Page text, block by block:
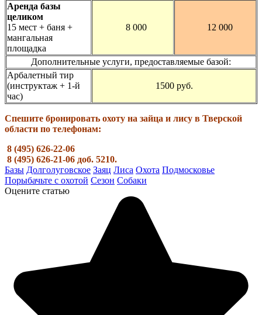
Аренда базы
целиком
15 мест + баня +
мангальная
площадка
8 000 12 000
Дополнительные услуги, предоставляемые базой:
Арбалетный тир
(инструктаж + 1-й
час)
1500 руб.
Спешите бронировать охоту на зайца и лису в Тверской
области по телефонам:
8 (495) 626-22-06
8 (495) 626-21-06 доб. 5210.
Базы Долголуговское Заяц Лиса Охота Подмосковье
Порыбачьте с охотой Сезон Собаки
Оцените статью